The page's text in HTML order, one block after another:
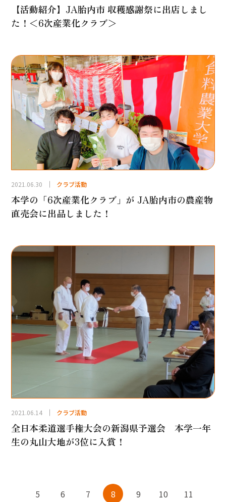
【活動紹介】JA胎内市 収穫感謝祭に出店しまし
た！＜6次産業化クラブ＞
2021.06.30 クラブ活動
本学の「6次産業化クラブ」が JA胎内市の農産物
直売会に出品しました！
2021.06.14 クラブ活動
全日本柔道選手権大会の新潟県予選会 本学一年
生の丸山大地が3位に入賞！
5 6 7 8 9 10 11